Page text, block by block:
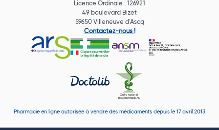
Licence Ordinale : 126921
49 boulevard Bizet
59650 Villeneuve d'Ascq
Contactez-nous !
Pharmacie en ligne autorisée à vendre des médicaments depuis le 17 avril 2013